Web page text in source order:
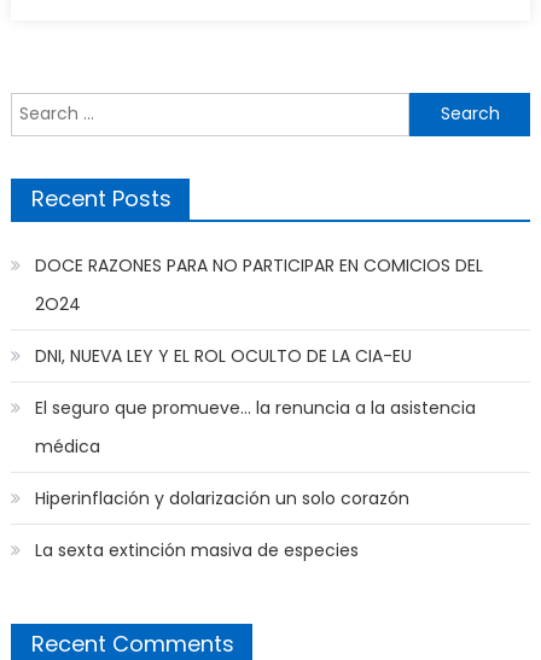
Search
for:
Recent Posts
DOCE RAZONES PARA NO PARTICIPAR EN COMICIOS DEL
2O24
DNI, NUEVA LEY Y EL ROL OCULTO DE LA CIA-EU
El seguro que promueve… la renuncia a la asistencia
médica
Hiperinflación y dolarización un solo corazón
La sexta extinción masiva de especies
Recent Comments